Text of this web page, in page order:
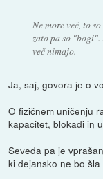
Ne more več, to
zato pa so
več nimajo.
Ja, saj, govora je o
O fizičnem uničenju
kapacitet, blokadi in
Seveda pa je
ki dejansko ne bo